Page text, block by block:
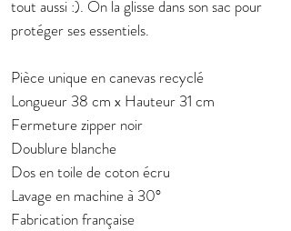
tout aussi :). On la glisse dans son sac pour
protéger ses essentiels.
Pièce unique en canevas recyclé
Longueur 38 cm x Hauteur 31 cm
Fermeture zipper noir
Doublure blanche
Dos en toile de coton écru
Lavage en machine à 30°
Fabrication française